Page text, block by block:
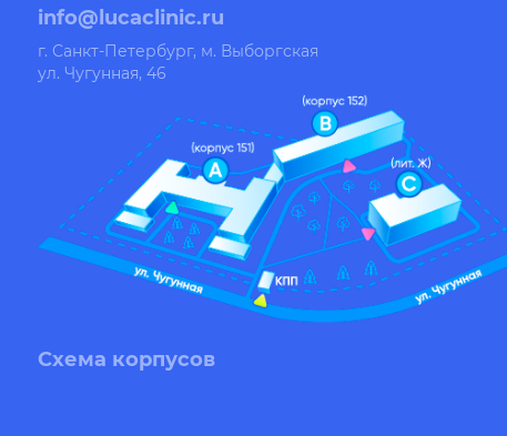
info@lucaclinic.ru
г. Санкт-Петербург, м. Выборгская
ул. Чугунная, 46
Схема корпусов